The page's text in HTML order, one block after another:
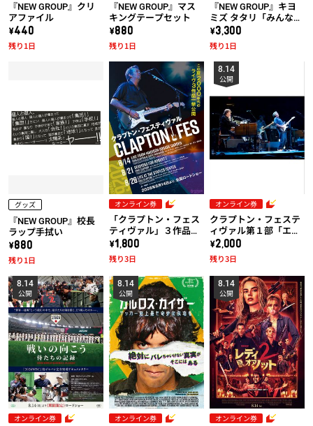
『NEW GROUP』クリ
アファイル
\440
残り1日
『NEW GROUP』マス
キングテープセット
\880
残り1日
『NEW GROUP』キヨ
ミズ タタリ「みんな騙
されちゃダメだ！」T
シャツ
\3,300
残り1日
グッズ
『NEW GROUP』校長
ラップ手拭い
\880
残り1日
オンライン券
「クラプトン・フェス
ティヴァル」３作品共
通券
\1,800
残り3日
8.14
公開
オンライン券
クラプトン・フェステ
ィヴァル第１部「エリ
ック・クラプトン＆ス
ティーヴ・ウィンウッ
ド：ライヴ・アット・
マディソン・スクエ
ア・ガーデン2008」
\2,000
残り3日
8.14
公開
オンライン券
8.14
公開
オンライン券
8.14
公開
オンライン券